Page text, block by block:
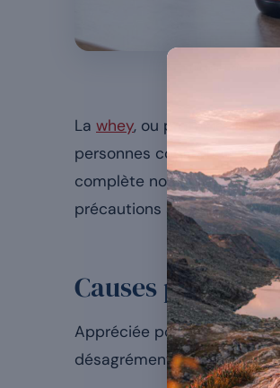
La plupart des
La whey, ou protéine de
personnes constatent
complète notre dossier sur
précautions à prendre et
Causes
Appréciée pour ses
désagréments digestifs.